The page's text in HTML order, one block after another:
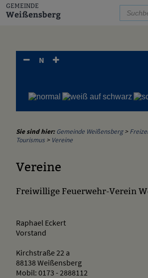
Zum Inhalt, zur
GEMEINDE
Weißensberg
N
Sie sind hier: Gemeinde Weißensberg>
Tourismus > Vereine
Vereine
Freiwillige Feuerwehr-Verein
Raphael Eckert
Vorstand
Kirchstraße 22 a
88138 Weißensberg
Mobil: 0173 - 2888112